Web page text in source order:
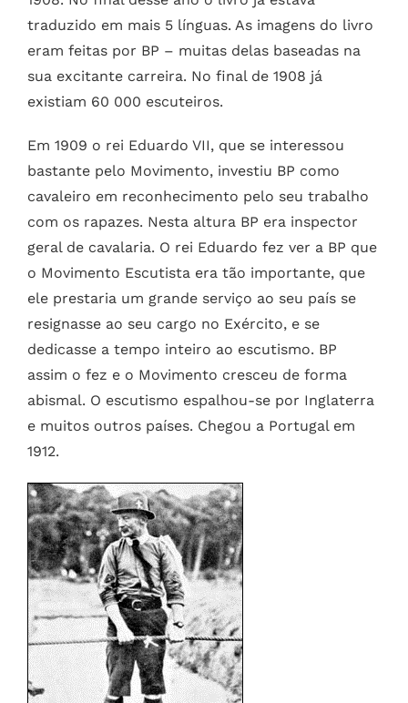
traduzido em mais 5 línguas. As imagens do livro
eram feitas por BP – muitas delas baseadas na
sua excitante carreira. No final de 1908 já
existiam 60 000 escuteiros.
Em 1909 o rei Eduardo VII, que se interessou
bastante pelo Movimento, investiu BP como
cavaleiro em reconhecimento pelo seu trabalho
com os rapazes. Nesta altura BP era inspector
geral de cavalaria. O rei Eduardo fez ver a BP que
o Movimento Escutista era tão importante, que
ele prestaria um grande serviço ao seu país se
resignasse ao seu cargo no Exército, e se
dedicasse a tempo inteiro ao escutismo. BP
assim o fez e o Movimento cresceu de forma
abismal. O escutismo espalhou-se por Inglaterra
e muitos outros países. Chegou a Portugal em
1912.